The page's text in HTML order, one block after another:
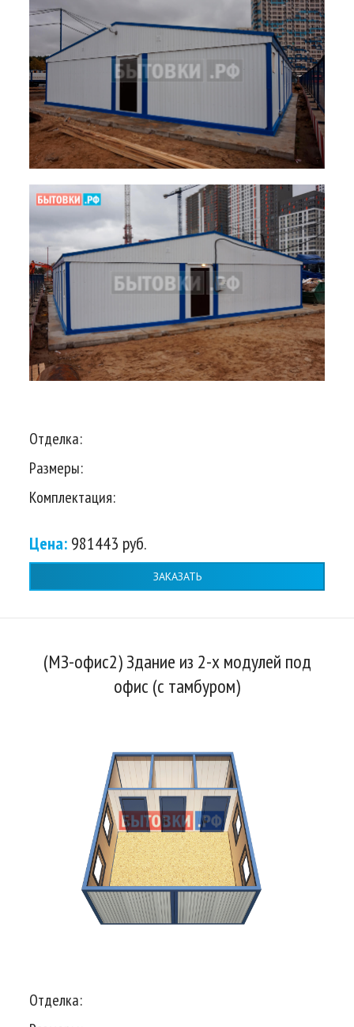
Отделка:
Размеры:
Комплектация:
Цена: 981443 руб.
ЗАКАЗАТЬ
(МЗ-офис2) Здание из 2-х модулей под
офис (с тамбуром)
Отделка: